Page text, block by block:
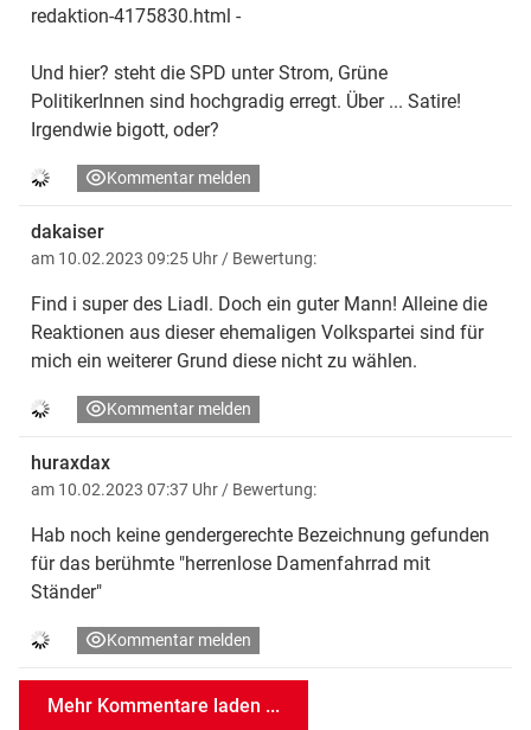
redaktion-4175830.html -
Und hier? steht die SPD unter Strom, Grüne
PolitikerInnen sind hochgradig erregt. Über ... Satire!
Irgendwie bigott, oder?
Kommentar melden
dakaiser
am 10.02.2023 09:25 Uhr / Bewertung:
Find i super des Liadl. Doch ein guter Mann! Alleine die
Reaktionen aus dieser ehemaligen Volkspartei sind für
mich ein weiterer Grund diese nicht zu wählen.
Kommentar melden
huraxdax
am 10.02.2023 07:37 Uhr / Bewertung:
Hab noch keine gendergerechte Bezeichnung gefunden
für das berühmte "herrenlose Damenfahrrad mit
Ständer"
Kommentar melden
Mehr Kommentare laden ...